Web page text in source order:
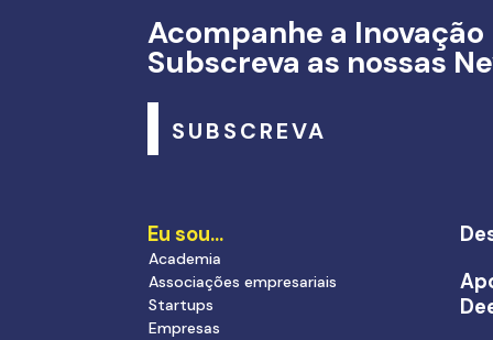
Acompanhe a Inovação
Subscreva as nossas
SUBSCREVA
Eu sou…
Academia
Associações empresariais
Startups
Empresas